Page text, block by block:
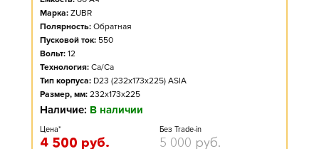
Марка: ZUBR
Полярность: Обратная
Пусковой ток: 550
Вольт: 12
Технология: Ca/Ca
Тип корпуса: D23 (232x173x225) ASIA
Размер, мм: 232x173x225
Наличие: В наличии
Цена*
4 500 руб.
Без Trade-in
5 000 руб.